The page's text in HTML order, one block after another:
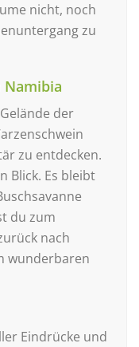
nicht, noch
zu
Namibia
der
zu entdecken.
Blick. Es bleibt
du zum
nach
wunderbaren
Eindrücke und